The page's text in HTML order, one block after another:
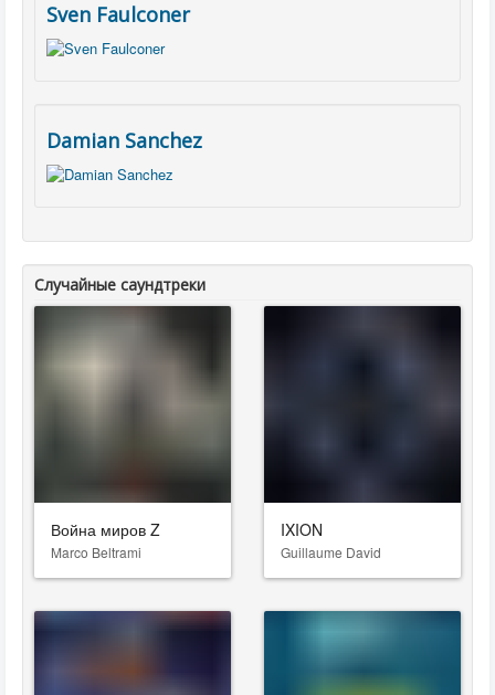
Sven Faulconer
Damian Sanchez
Случайные саундтреки
Война миров Z
Marco Beltrami
IXION
Guillaume David